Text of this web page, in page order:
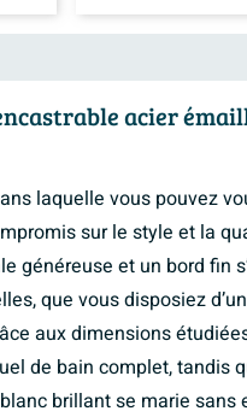
acier
laquelle vous pouvez
sur le style et la
généreuse et un bord fin
que vous disposiez
aux dimensions
de bain complet, tandis
brillant se marie